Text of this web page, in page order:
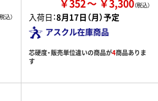
入荷日：8月17日（月）予定
アスクル在庫商品
芯硬度・販売単位違いの商品が4商品ありま
す